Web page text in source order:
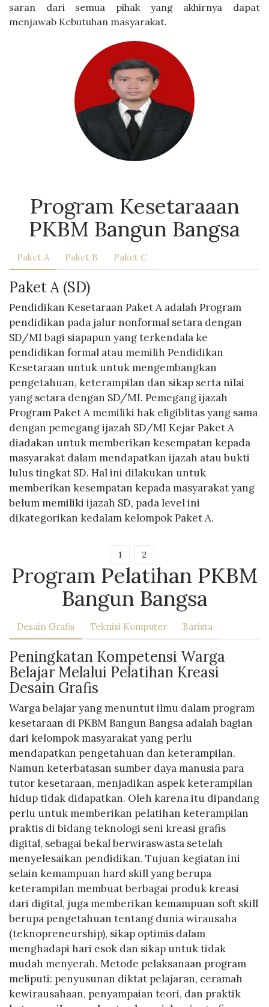
saran dari semua pihak yang akhirnya dapat
menjawab Kebutuhan masyarakat.
Program Kesetaraaan
PKBM Bangun Bangsa
Paket A Paket B Paket C
Paket A (SD)
Pendidikan Kesetaraan Paket A adalah Program
pendidikan pada jalur nonformal setara dengan
SD/MI bagi siapapun yang terkendala ke
pendidikan formal atau memilih Pendidikan
Kesetaraan untuk untuk mengembangkan
pengetahuan, keterampilan dan sikap serta nilai
yang setara dengan SD/MI. Pemegang ijazah
Program Paket A memiliki hak eligiblitas yang sama
dengan pemegang ijazah SD/MI Kejar Paket A
diadakan untuk memberikan kesempatan kepada
masyarakat dalam mendapatkan ijazah atau bukti
lulus tingkat SD. Hal ini dilakukan untuk
memberikan kesempatan kepada masyarakat yang
belum memiliki ijazah SD, pada level ini
dikategorikan kedalam kelompok Paket A.
1 2
Program Pelatihan PKBM
Bangun Bangsa
Desain Grafis Teknisi Komputer Barista
Peningkatan Kompetensi Warga
Belajar Melalui Pelatihan Kreasi
Desain Grafis
Warga belajar yang menuntut ilmu dalam program
kesetaraan di PKBM Bangun Bangsa adalah bagian
dari kelompok masyarakat yang perlu
mendapatkan pengetahuan dan keterampilan.
Namun keterbatasan sumber daya manusia para
tutor kesetaraan, menjadikan aspek keterampilan
hidup tidak didapatkan. Oleh karena itu dipandang
perlu untuk memberikan pelatihan keterampilan
praktis di bidang teknologi seni kreasi grafis
digital, sebagai bekal berwiraswasta setelah
menyelesaikan pendidikan. Tujuan kegiatan ini
selain kemampuan hard skill yang berupa
keterampilan membuat berbagai produk kreasi
dari digital, juga memberikan kemampuan soft skill
berupa pengetahuan tentang dunia wirausaha
(teknopreneurship), sikap optimis dalam
menghadapi hari esok dan sikap untuk tidak
mudah menyerah. Metode pelaksanaan program
meliputi: penyusunan diktat pelajaran, ceramah
kewirausahaan, penyampaian teori, dan praktik